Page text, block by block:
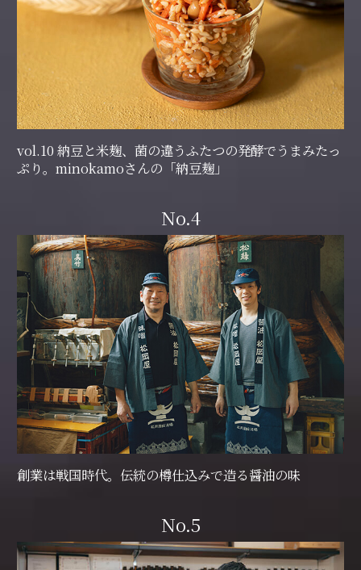
vol.10 納豆と米麹、菌の違うふたつの発酵でうまみたっ
ぷり。minokamoさんの「納豆麹」
No.4
創業は戦国時代。伝統の樽仕込みで造る醤油の味
No.5